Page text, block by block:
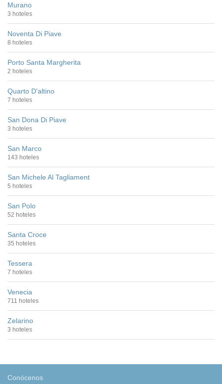
Murano
3 hoteles
Noventa Di Piave
8 hoteles
Porto Santa Margherita
2 hoteles
Quarto D'altino
7 hoteles
San Dona Di Piave
3 hoteles
San Marco
143 hoteles
San Michele Al Tagliament
5 hoteles
San Polo
52 hoteles
Santa Croce
35 hoteles
Tessera
7 hoteles
Venecia
711 hoteles
Zelarino
3 hoteles
Conócenos